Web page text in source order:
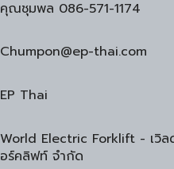
คุณชุมพล 086-571-1174
Chumpon@ep-thai.com
EP Thai
World Electric Forklift - เวิ
อร์คลิฟท์ จำกัด